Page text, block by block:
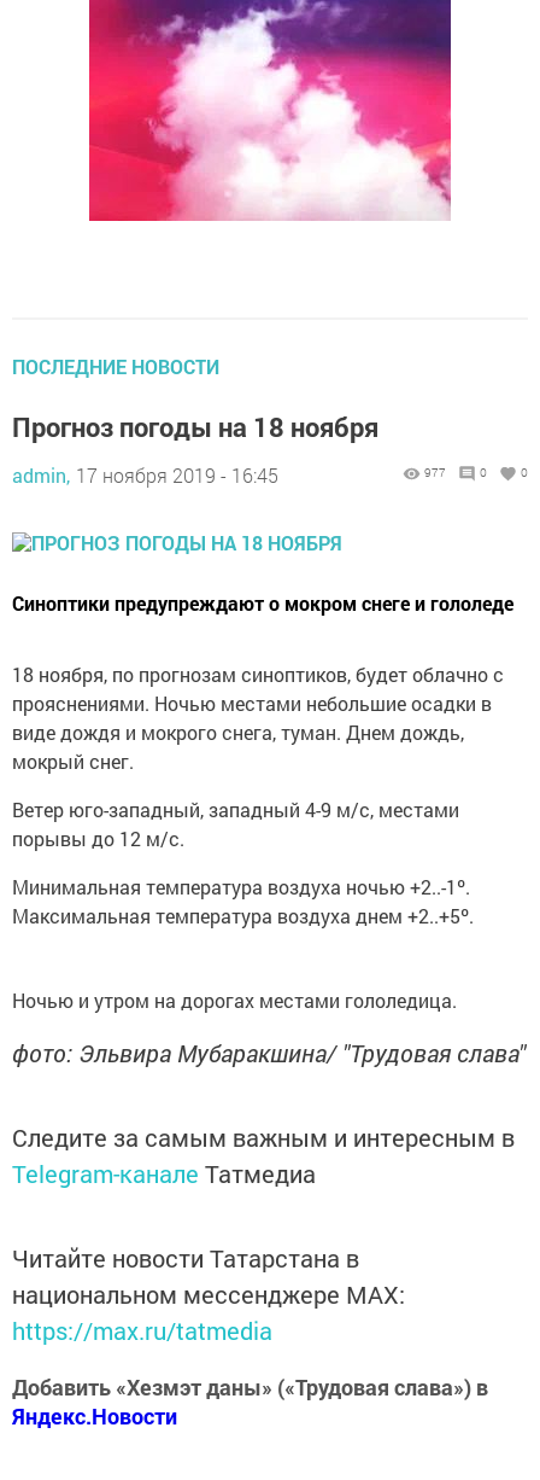
ПОСЛЕДНИЕ НОВОСТИ
Прогноз погоды на 18 ноября
admin, 17 ноября 2019 - 16:45 977 0 0
Синоптики предупреждают о мокром снеге и гололеде
18 ноября, по прогнозам синоптиков, будет облачно с
прояснениями. Ночью местами небольшие осадки в
виде дождя и мокрого снега, туман. Днем дождь,
мокрый снег.
Ветер юго-западный, западный 4-9 м/с, местами
порывы до 12 м/с.
Минимальная температура воздуха ночью +2..-1º.
Максимальная температура воздуха днем +2..+5º.
Ночью и утром на дорогах местами гололедица.
фото: Эльвира Мубаракшина/ "Трудовая слава"
Следите за самым важным и интересным в
Telegram-канале Татмедиа
Читайте новости Татарстана в
национальном мессенджере MАХ:
https://max.ru/tatmedia
Добавить «Хезмэт даны» («Трудовая слава») в
Яндекс.Новости